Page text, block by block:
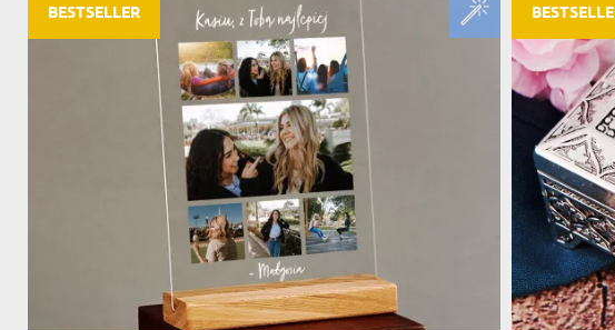
BESTSELLER